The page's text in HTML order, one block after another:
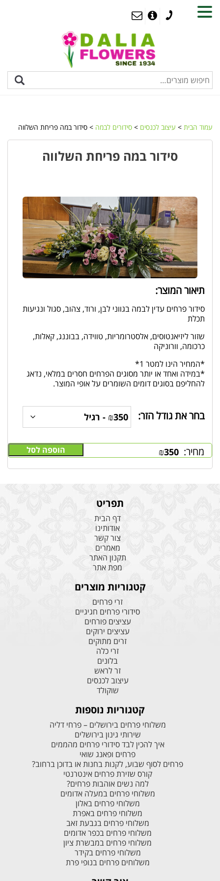
עמוד הבית > עיצוב לכנסים > סידורים לבמה > סידור במה פריחת השלווה
סידור במה פריחת השלווה
תיאור המוצר:
סידור פרחים עדין לבמה בגווני לבן, ורוד, צהוב, סגול ונגיעות
תכלת
שזור ליזיאנטוסים, אלסטרומריות, טווידה, בבוננג, קאלות,
כרכומה, וורוניקה
*המחיר הינו למטר 1*
*במידה ואחד או יותר מסוגים הפרחים חסרים במלאי, נדאג
להחליפם בסוגים דומים השומרים על אופי המוצר.
בחר את גודל הזר:
מחיר: ₪350 הוספה לסל
תפריט
דף הבית
אודותינו
צור קשר
מאמרים
תקנון האתר
מפת אתר
קטגוריות מוצרים
זרי פרחים
סידורי פרחים חגיגיים
עציצים פורחים
עציצים ירוקים
זרים מתוקים
זרי כלה
בלונים
זר לראש
עיצוב לכנסים
שוקולד
קטגוריות נוספות
משלוחי פרחים בירושלים – פרחי דליה
שירותי גינון בירושלים
איך להכין לבד סידורי פרחים מהממים
פרחים ופאנג שואי
פרחים לסוף שבוע, לקנות בחנות או בדוכן ברחוב?
קורס שזירת פרחים אינטרנטי
למה נשים אוהבות פרחים?
משלוחי פרחים במעלה אדומים
משלוחי פרחים באלון
משלוחי פרחים באפרת
משלוחי פרחים בגבעת זאב
משלוחי פרחים בכפר אדומים
משלוחי פרחים במבשרת ציון
משלוחי פרחים בקידר
משלוחים פרחים בנופי פרת